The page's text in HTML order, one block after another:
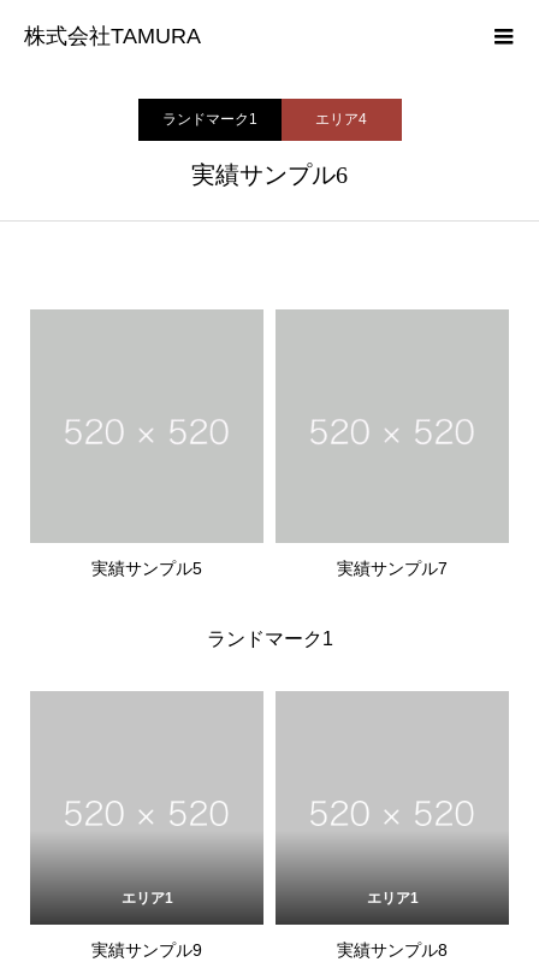
株式会社TAMURA
実績 ランドマーク1
ランドマーク1 エリア4
実績サンプル6
実績サンプル5 実績サンプル7
ランドマーク1
エリア1
実績サンプル9
エリア1
実績サンプル8